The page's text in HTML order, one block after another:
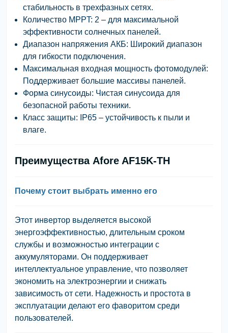
стабильность в трехфазных сетях.
Количество MPPT: 2 – для максимальной
эффективности солнечных панелей.
Диапазон напряжения АКБ: Широкий диапазон
для гибкости подключения.
Максимальная входная мощность фотомодулей:
Поддерживает большие массивы панелей.
Форма синусоиды: Чистая синусоида для
безопасной работы техники.
Класс защиты: IP65 – устойчивость к пыли и
влаге.
Преимущества Afore AF15K-TH
Почему стоит выбрать именно его
Этот инвертор выделяется высокой
энергоэффективностью, длительным сроком
службы и возможностью интеграции с
аккумуляторами. Он поддерживает
интеллектуальное управление, что позволяет
экономить на электроэнергии и снижать
зависимость от сети. Надежность и простота в
эксплуатации делают его фаворитом среди
пользователей.